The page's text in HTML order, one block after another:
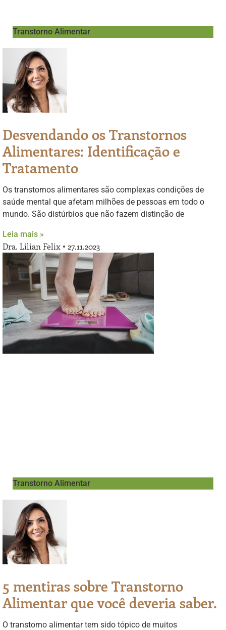
Transtorno Alimentar
Desvendando os Transtornos
Alimentares: Identificação e
Tratamento
Os transtornos alimentares são complexas condições de
saúde mental que afetam milhões de pessoas em todo o
mundo. São distúrbios que não fazem distinção de
Leia mais »
Dra. Lilian Felix 27.11.2023
Transtorno Alimentar
5 mentiras sobre Transtorno
Alimentar que você deveria saber.
O transtorno alimentar tem sido tópico de muitos